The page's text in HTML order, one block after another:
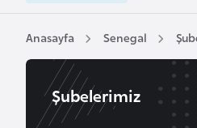
Anasayfa Senegal
Şubelerimiz
l
A